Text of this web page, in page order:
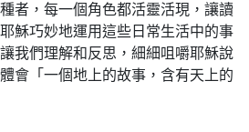
者，每一個角色都活靈活現，讓讀
穌巧妙地運用這些日常生活中的事
我們理解和反思，細細咀嚼耶穌說
會「一個地上的故事，含有天上的